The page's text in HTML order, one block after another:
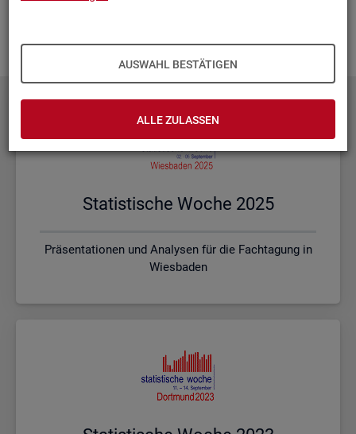
AUSWAHL BESTÄTIGEN
ALLE ZULASSEN
Sta­tis­ti­sche Woche 2025
Präsentationen und Analysen für die Fachtagung in
Wiesbaden